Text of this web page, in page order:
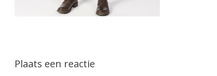
Plaats een reactie